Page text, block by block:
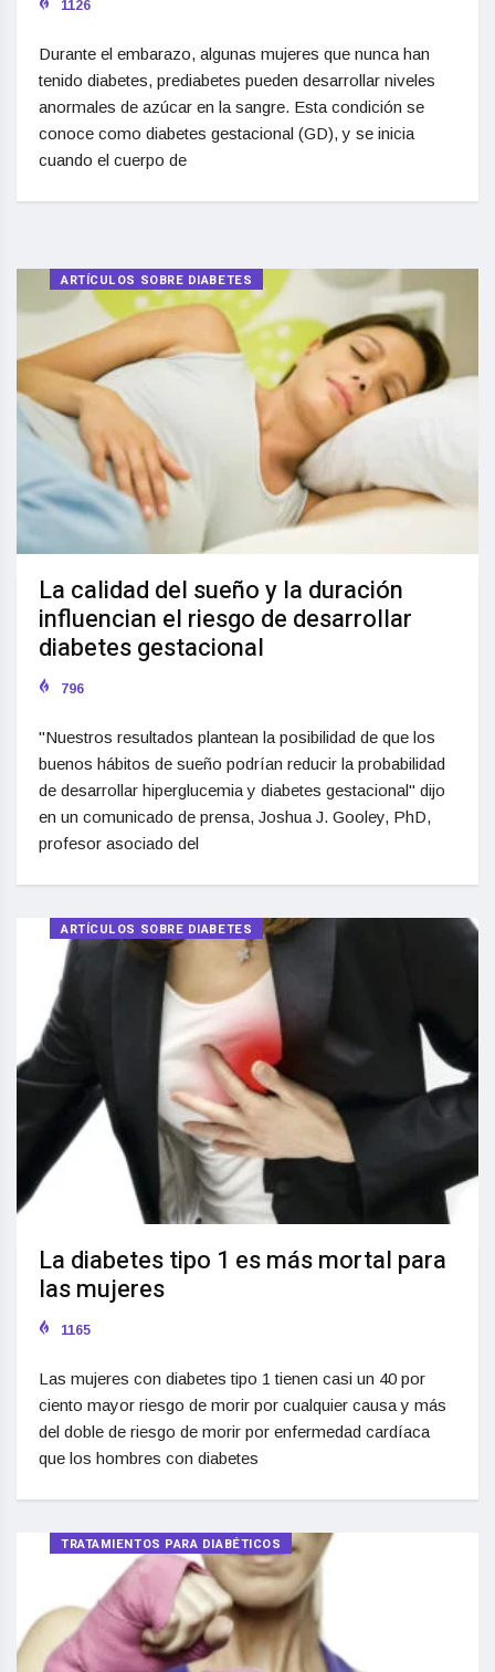
1126
Durante el embarazo, algunas mujeres que nunca han
tenido diabetes, prediabetes pueden desarrollar niveles
anormales de azúcar en la sangre. Esta condición se
conoce como diabetes gestacional (GD), y se inicia
cuando el cuerpo de
ARTÍCULOS SOBRE DIABETES
La calidad del sueño y la duración
influencian el riesgo de desarrollar
diabetes gestacional
796
"Nuestros resultados plantean la posibilidad de que los
buenos hábitos de sueño podrían reducir la probabilidad
de desarrollar hiperglucemia y diabetes gestacional" dijo
en un comunicado de prensa, Joshua J. Gooley, PhD,
profesor asociado del
ARTÍCULOS SOBRE DIABETES
La diabetes tipo 1 es más mortal para
las mujeres
1165
Las mujeres con diabetes tipo 1 tienen casi un 40 por
ciento mayor riesgo de morir por cualquier causa y más
del doble de riesgo de morir por enfermedad cardíaca
que los hombres con diabetes
TRATAMIENTOS PARA DIABÉTICOS